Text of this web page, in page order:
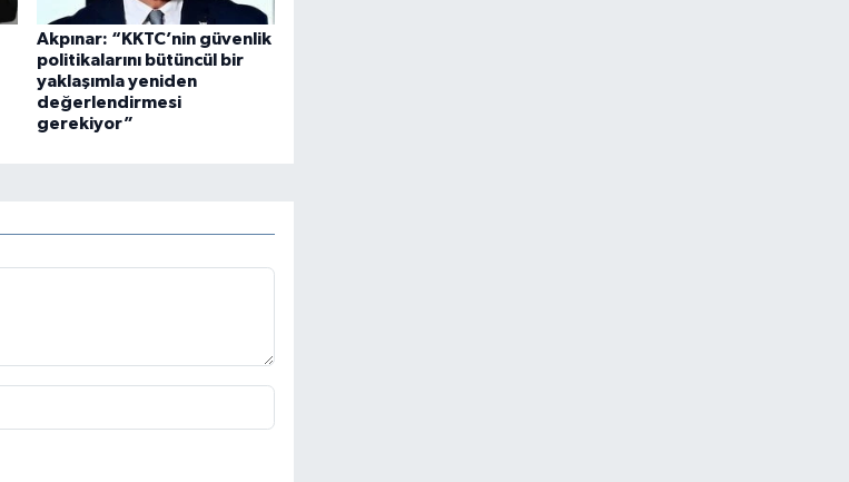
Akpınar: “KKTC’nin güvenlik
politikalarını bütüncül bir
yaklaşımla yeniden
değerlendirmesi
gerekiyor”